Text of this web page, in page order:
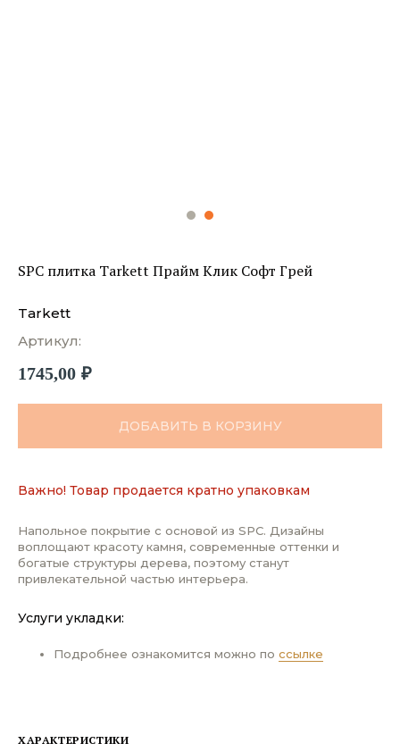
SPC плитка Tarkett Прайм Клик Софт Грей
Tarkett
Артикул:
1745,00 ₽
ДОБАВИТЬ В КОРЗИНУ
Важно! Товар продается кратно упаковкам
Напольное покрытие с основой из SPC. Дизайны
воплощают красоту камня, современные оттенки и
богатые структуры дерева, поэтому станут
привлекательной частью интерьера.
Услуги укладки:
Подробнее ознакомится можно по ссылке
ХАРАКТЕРИСТИКИ